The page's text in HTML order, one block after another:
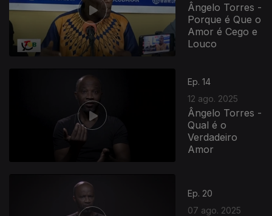
Ângelo Torres -
Porque é Que o
Amor é Cego e
Louco
Ep. 14
12 ago. 2025
Ângelo Torres -
Qual é o
Verdadeiro
Amor
Ep. 20
07 ago. 2025